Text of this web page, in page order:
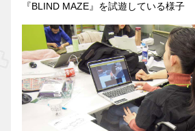
『BLIND MAZE』を試遊している様子